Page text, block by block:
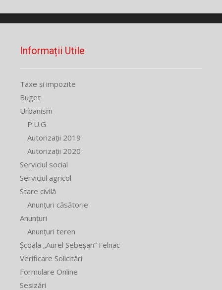
Informații Utile
Taxe și impozite
Buget
Urbanism
P.U.G
Autorizații 2019
Autorizații 2020
Serviciul social
Serviciul agricol
Stare civilă
Anunțuri căsătorie
Anunțuri
Anunțuri teren
Școala „Aurel Sebeșan” Felnac
Verificare Solicitări
Formulare Online
Sesizări